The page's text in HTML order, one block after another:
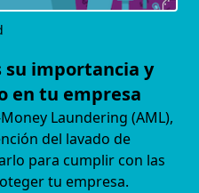
su importancia y
en tu empresa
Laundering (AML),
del lavado de
para cumplir con las
tu empresa.